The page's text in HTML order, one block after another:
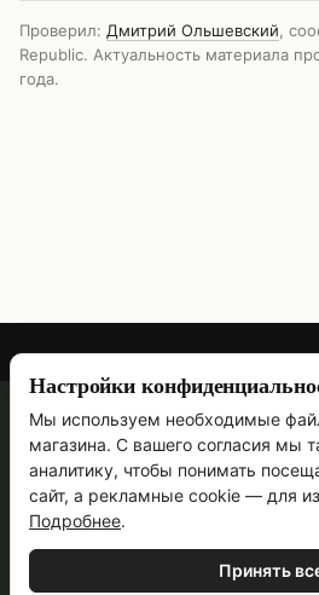
Проверил: Дмитрий Ольшевский,
Republic. Актуальность материала
года.
067 473-69-
Контактная
Полная версия
Ручная работа с 2011 года ·
©
Настройки
Мы используем необходимые
магазина. С вашего согласия мы
аналитику, чтобы понимать
сайт, а рекламные cookie — для
Подробнее.
Принять